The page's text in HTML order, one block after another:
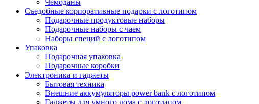
Чемоданы
Съедобные корпоративные подарки с логотипом
Подарочные продуктовые наборы
Подарочные наборы с чаем
Наборы специй с логотипом
Упаковка
Подарочная упаковка
Подарочные коробки
Электроника и гаджеты
Бытовая техника
Внешние аккумуляторы power bank с логотипом